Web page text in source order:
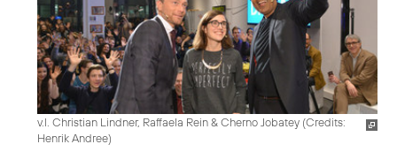
v.l. Christian Lindner, Raffaela Rein & Cherno Jobatey (Credits:
Henrik Andree)